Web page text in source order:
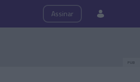
Assinar
PUB